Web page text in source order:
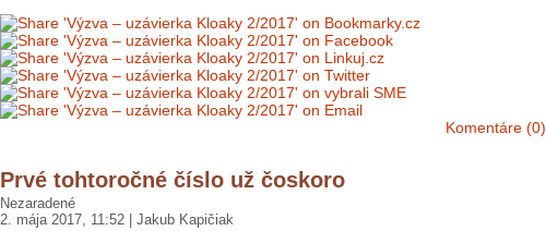
Komentáre (0)
Prvé tohtoročné číslo už čoskoro
Nezaradené
2. mája 2017, 11:52 | Jakub Kapičiak